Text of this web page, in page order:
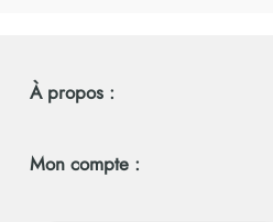
À propos :
Mon compte :